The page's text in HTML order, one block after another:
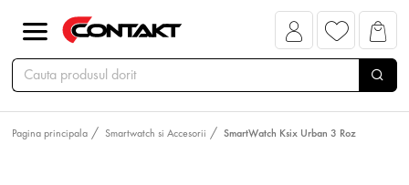
Pagina principala Smartwatch si Accesorii SmartWatch Ksix Urban 3 Roz